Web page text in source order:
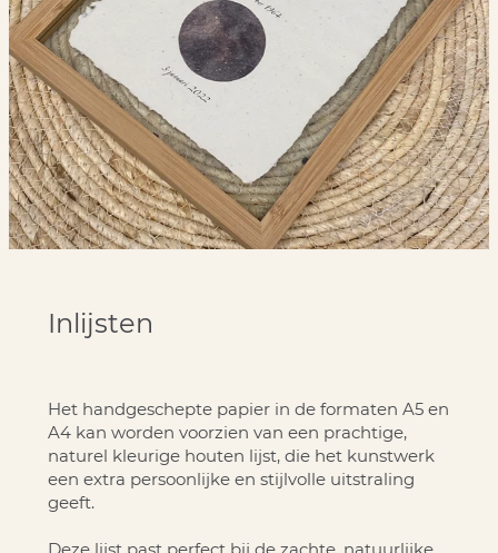
Inlijsten
Het handgeschepte papier in de formaten A5 en
A4 kan worden voorzien van een prachtige,
naturel kleurige houten lijst, die het kunstwerk
een extra persoonlijke en stijlvolle uitstraling
geeft.